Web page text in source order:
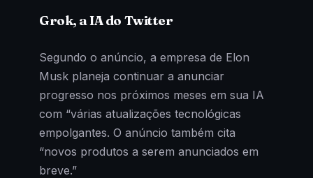
Grok, a IA do Twitter
Segundo o anúncio, a empresa de Elon
Musk planeja continuar a anunciar
progresso nos próximos meses em sua IA
com “várias atualizações tecnológicas
empolgantes. O anúncio também cita
“novos produtos a serem anunciados em
breve.”